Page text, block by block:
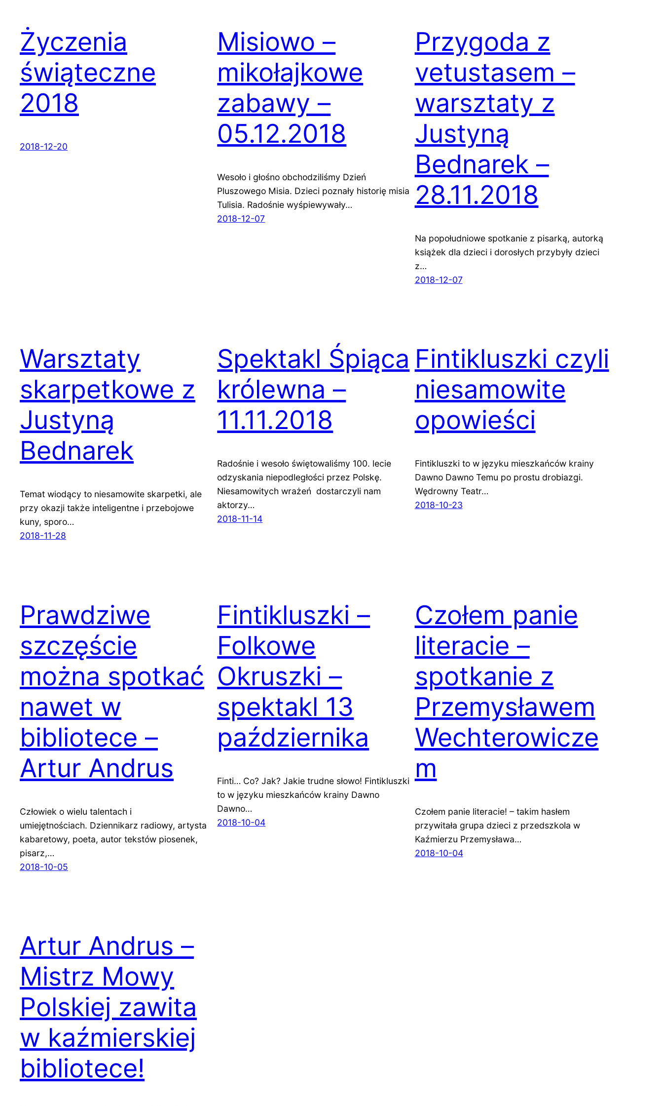
Życzenia
świąteczne
2018
2018-12-20
Misiowo –
mikołajkowe
zabawy –
05.12.2018
Wesoło i głośno obchodziliśmy Dzień
Pluszowego Misia. Dzieci poznały historię misia
Tulisia. Radośnie wyśpiewywały…
2018-12-07
Przygoda z
vetustasem –
warsztaty z
Justyną
Bednarek –
28.11.2018
Na popołudniowe spotkanie z pisarką, autorką
książek dla dzieci i dorosłych przybyły dzieci
z…
2018-12-07
Warsztaty
skarpetkowe z
Justyną
Bednarek
Temat wiodący to niesamowite skarpetki, ale
przy okazji także inteligentne i przebojowe
kuny, sporo…
2018-11-28
Spektakl Śpiąca
królewna –
11.11.2018
Radośnie i wesoło świętowaliśmy 100. lecie
odzyskania niepodległości przez Polskę.
Niesamowitych wrażeń dostarczyli nam
aktorzy…
2018-11-14
Fintikluszki czyli
niesamowite
opowieści
Fintikluszki to w języku mieszkańców krainy
Dawno Dawno Temu po prostu drobiazgi.
Wędrowny Teatr…
2018-10-23
Prawdziwe
szczęście
można spotkać
nawet w
bibliotece –
Artur Andrus
Człowiek o wielu talentach i
umiejętnościach. Dziennikarz radiowy, artysta
kabaretowy, poeta, autor tekstów piosenek,
pisarz,…
2018-10-05
Fintikluszki –
Folkowe
Okruszki –
spektakl 13
października
Finti… Co? Jak? Jakie trudne słowo! Fintikluszki
to w języku mieszkańców krainy Dawno
Dawno…
2018-10-04
Czołem panie
literacie –
spotkanie z
Przemysławem
Wechterowicze
m
Czołem panie literacie! – takim hasłem
przywitała grupa dzieci z przedszkola w
Kaźmierzu Przemysława…
2018-10-04
Artur Andrus –
Mistrz Mowy
Polskiej zawita
w kaźmierskiej
bibliotece!